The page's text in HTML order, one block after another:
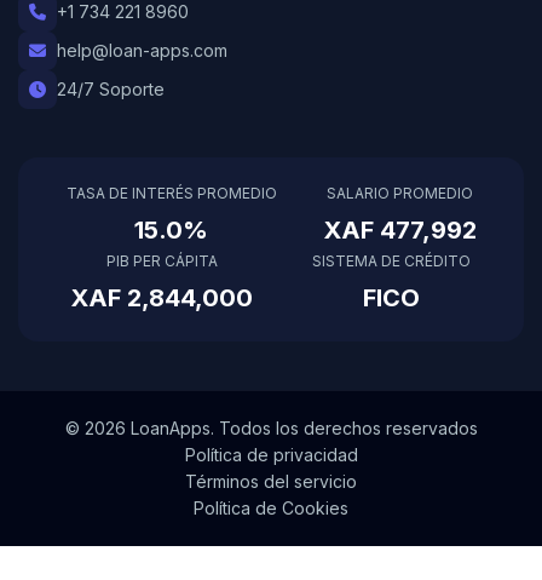
+1 734 221 8960
help@loan-apps.com
24/7 Soporte
TASA DE INTERÉS PROMEDIO
15.0%
SALARIO PROMEDIO
XAF 477,992
PIB PER CÁPITA
XAF 2,844,000
SISTEMA DE CRÉDITO
FICO
© 2026 LoanApps. Todos los derechos reservados
Política de privacidad
Términos del servicio
Política de Cookies